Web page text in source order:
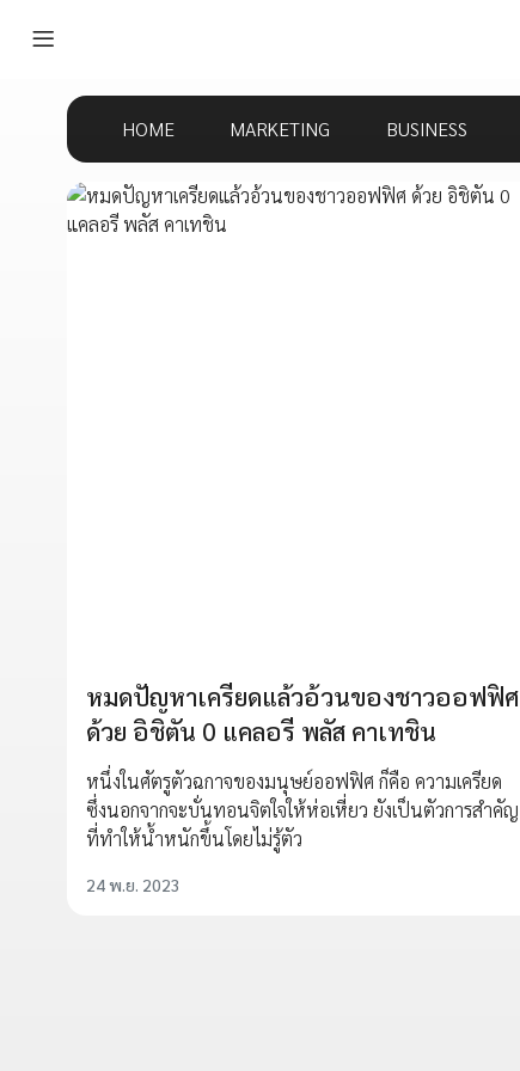
HOME MARKETING BUSINESS
หมดปัญหาเครียดแล้วอ้วนของชาวออฟฟิศ
ด้วย อิชิตัน 0 แคลอรี พลัส คาเทชิน
หนึ่งในศัตรูตัวฉกาจของมนุษย์ออฟฟิศ ก็คือ ความเครียด
ซึ่งนอกจากจะบั่นทอนจิตใจให้ห่อเหี่ยว ยังเป็นตัวการสำคัญ
ที่ทำให้น้ำหนักขึ้นโดยไม่รู้ตัว
24 พ.ย. 2023